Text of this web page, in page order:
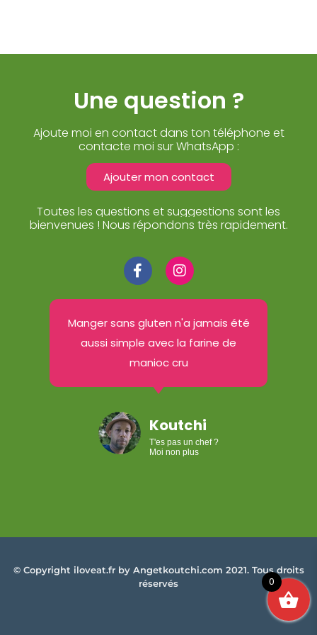
Une question ?
Ajoute moi en contact dans ton téléphone et
contacte moi sur WhatsApp :
Ajouter mon contact
Toutes les questions et suggestions sont les
bienvenues ! Nous répondons très rapidement.
Manger sans gluten n'a jamais été
aussi simple avec la farine de
manioc cru
Koutchi
T'es pas un chef ?
Moi non plus
© Copyright iloveat.fr by Angetkoutchi.com 2021. Tous droits
réservés
0